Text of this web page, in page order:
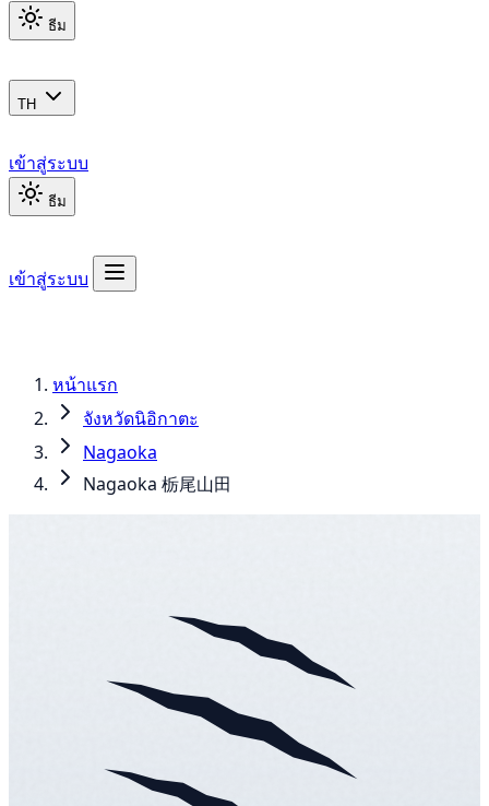
ธีม
TH
เข้าสู่ระบบ
ธีม
เข้าสู่ระบบ
หน้าแรก
จังหวัดนิอิกาตะ
Nagaoka
Nagaoka 栃尾山田